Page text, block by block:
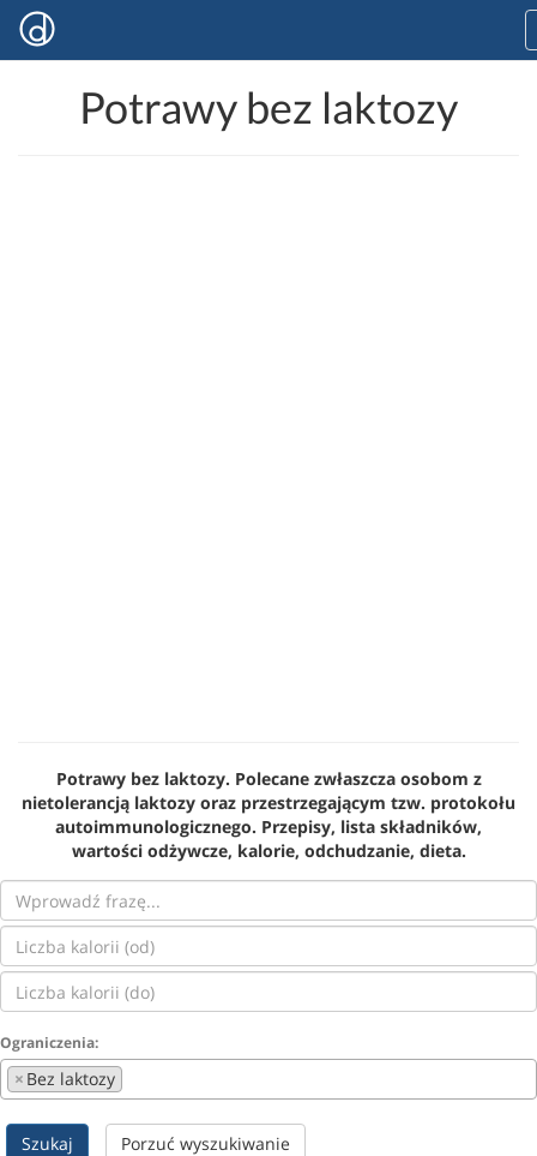
Potrawy bez laktozy
Potrawy bez laktozy. Polecane zwłaszcza osobom z
nietolerancją laktozy oraz przestrzegającym tzw. protokołu
autoimmunologicznego. Przepisy, lista składników,
wartości odżywcze, kalorie, odchudzanie, dieta.
Ograniczenia:
× Bez laktozy
Szukaj Porzuć wyszukiwanie